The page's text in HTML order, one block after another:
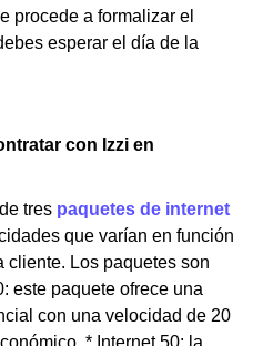
procede a formalizar el
esperar el día de la
con Izzi en
tres paquetes de internet
que varían en función
cliente. Los paquetes son
este paquete ofrece una
con una velocidad de 20
* Internet 50: la